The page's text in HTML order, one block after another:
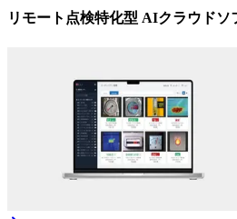
リモート点検特化型 AIクラウドソ